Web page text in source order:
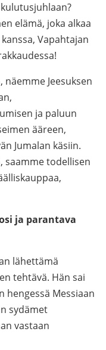
elämä, joka alkaa
Vapahtajan
Jeesuksen
ja paluun
ääreen,
Jumalan käsiin.
saamme todellisen
ja parantava
lähettämä
tehtävä. Hän sai
hengessä Messiaan
sydämet
vastaan